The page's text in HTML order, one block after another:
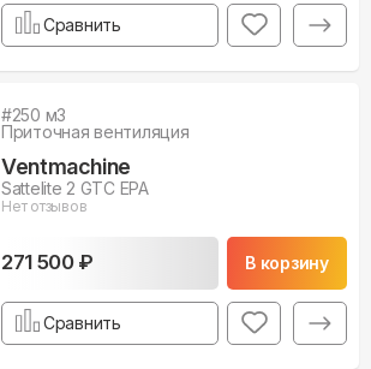
Сравнить
#250 м3
Приточная вентиляция
Ventmachine
Sattelite 2 GTC EPA
Нет отзывов
271 500 ₽ В корзину
Сравнить